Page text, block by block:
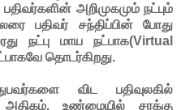
அறிமுகமும் நட்பும்
பதிவர் சந்திப்பின் போது
நட்பு மாய நட்பாக(Virtual
தொடர்கிறது.
விட பதிவுலகில்
அதிகம். உண்மையில் சரக்கு